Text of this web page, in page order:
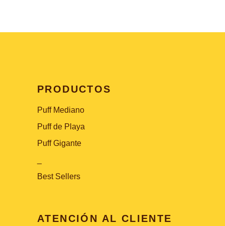
PRODUCTOS
Puff Mediano
Puff de Playa
Puff Gigante
Best Sellers
ATENCIÓN AL CLIENTE